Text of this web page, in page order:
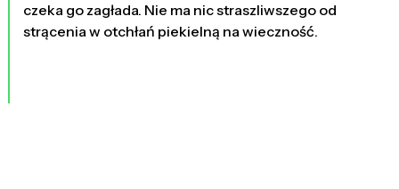
czeka go zagłada. Nie ma nic straszliwszego od
strącenia w otchłań piekielną na wieczność.